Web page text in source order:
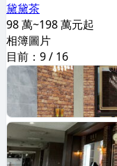
黛黛茶
98 萬~198 萬元起
相簿圖片
目前： 9/ 16